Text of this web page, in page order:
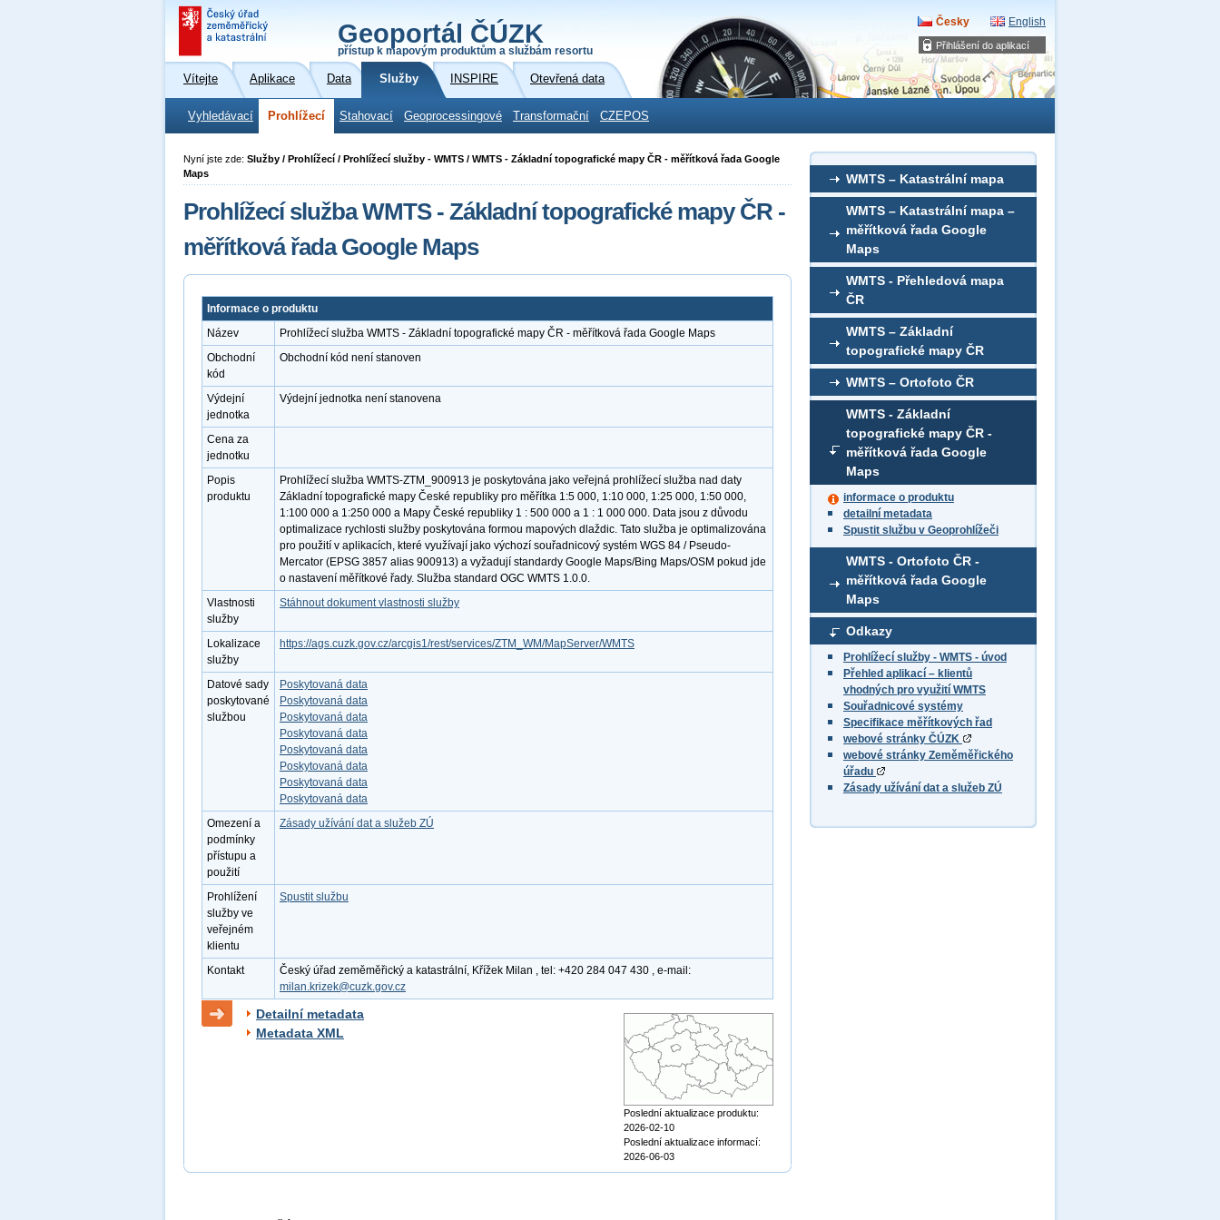
Přihlášení do aplikací
Geoportál ČÚZK
přístup k mapovým produktům a službám resortu
Česky English
Vítejte Aplikace Data Služby INSPIRE Otevřená data
Vyhledávací Prohlížecí Stahovací Geoprocessingové Transformační CZEPOS
WMTS – Katastrální mapa
WMTS – Katastrální mapa –
měřítková řada Google
Maps
WMTS - Přehledová mapa
ČR
WMTS – Základní
topografické mapy ČR
WMTS – Ortofoto ČR
WMTS - Základní
topografické mapy ČR -
měřítková řada Google
Maps
informace o produktu
detailní metadata
Spustit službu v Geoprohlížeči
WMTS - Ortofoto ČR -
měřítková řada Google
Maps
Odkazy
Prohlížecí služby - WMTS - úvod
Přehled aplikací – klientů
vhodných pro využití WMTS
Souřadnicové systémy
Specifikace měřítkových řad
webové stránky ČÚZK
webové stránky Zeměměřického
úřadu
Zásady užívání dat a služeb ZÚ
Nyní jste zde: Služby / Prohlížecí / Prohlížecí služby - WMTS / WMTS - Základní topografické mapy ČR - měřítková řada Google
Maps
Prohlížecí služba WMTS - Základní topografické mapy ČR -
měřítková řada Google Maps
Informace o produktu
Název
Prohlížecí služba WMTS - Základní topografické mapy ČR - měřítková řada Google Maps
Obchodní
kód
Obchodní kód není stanoven
Výdejní
jednotka
Výdejní jednotka není stanovena
Cena za
jednotku
Popis
produktu
Prohlížecí služba WMTS-ZTM_900913 je poskytována jako veřejná prohlížecí služba nad daty
Základní topografické mapy České republiky pro měřítka 1:5 000, 1:10 000, 1:25 000, 1:50 000,
1:100 000 a 1:250 000 a Mapy České republiky 1 : 500 000 a 1 : 1 000 000. Data jsou z důvodu
optimalizace rychlosti služby poskytována formou mapových dlaždic. Tato služba je optimalizována
pro použití v aplikacích, které využívají jako výchozí souřadnicový systém WGS 84 / Pseudo-
Mercator (EPSG 3857 alias 900913) a vyžadují standardy Google Maps/Bing Maps/OSM pokud jde
o nastavení měřítkové řady. Služba standard OGC WMTS 1.0.0.
Vlastnosti
služby
Stáhnout dokument vlastnosti služby
Lokalizace
služby
https://ags.cuzk.gov.cz/arcgis1/rest/services/ZTM_WM/MapServer/WMTS
Datové sady
poskytované
službou
Poskytovaná data
Poskytovaná data
Poskytovaná data
Poskytovaná data
Poskytovaná data
Poskytovaná data
Poskytovaná data
Poskytovaná data
Omezení a
podmínky
přístupu a
použití
Zásady užívání dat a služeb ZÚ
Prohlížení
služby ve
veřejném
klientu
Spustit službu
Kontakt
Český úřad zeměměřický a katastrální, Křížek Milan , tel: +420 284 047 430 , e-mail:
milan.krizek@cuzk.gov.cz
Detailní metadata
Metadata XML
Poslední aktualizace produktu:
2026-02-10
Poslední aktualizace informací:
2026-06-03